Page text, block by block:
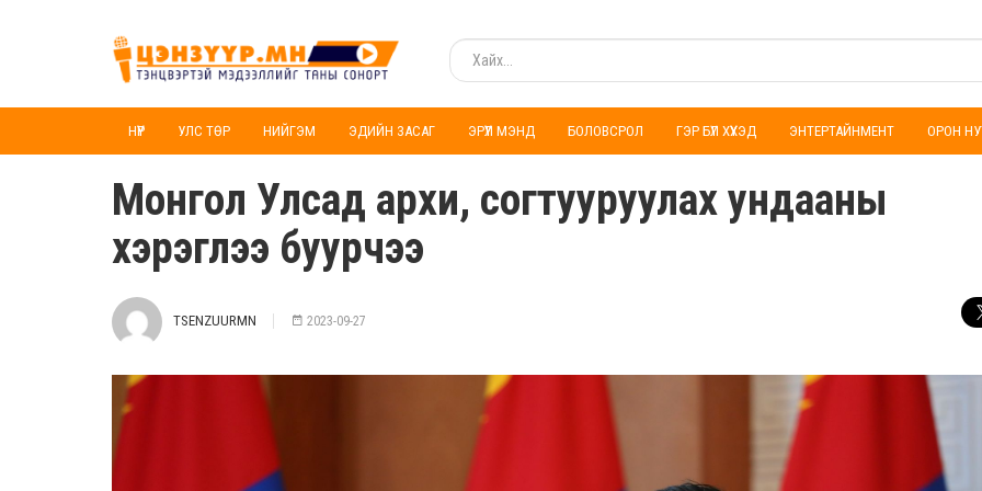
НҮҮР УЛС ТӨР НИЙГЭМ ЭДИЙН ЗАСАГ ЭРҮҮЛ МЭНД БОЛОВСРОЛ ГЭР БҮЛ ХҮҮХЭД ЭНТЕРТАЙНМЕНТ ОРОН
Монгол Улсад архи, согтууруулах ундааны
хэрэглээ буурчээ
TSENZUURMN 2023-09-27